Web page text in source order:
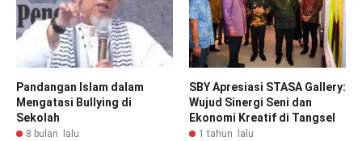
Pandangan Islam dalam
Mengatasi Bullying di
Sekolah
8 bulan lalu
SBY Apresiasi STASA Gallery:
Wujud Sinergi Seni dan
Ekonomi Kreatif di Tangsel
1 tahun lalu